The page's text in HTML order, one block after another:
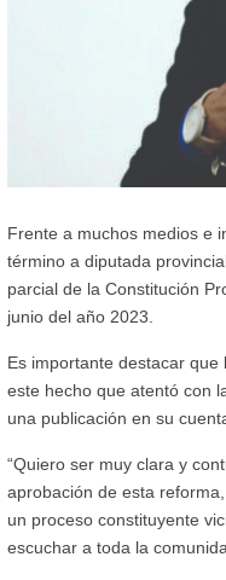
Frente a muchos medios e
término a diputada
parcial de la Constitución
junio del año 2023.
Es importante destacar
este hecho que atentó con
una publicación en su
“Quiero ser muy clara y
aprobación de esta
un proceso constituyente
escuchar a toda la